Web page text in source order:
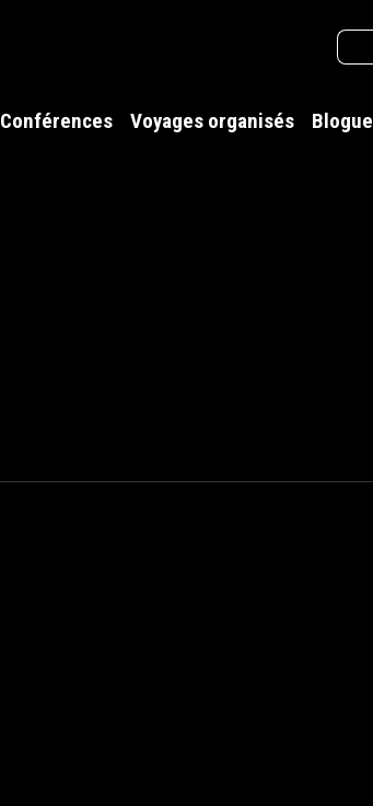
Conférences Voyages organisés Blogue